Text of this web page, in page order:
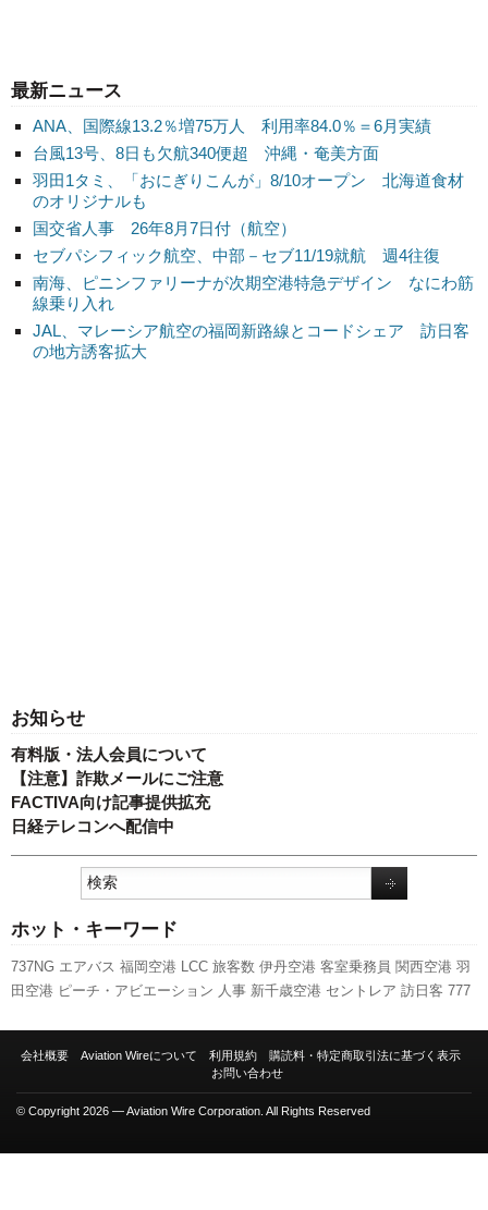
最新ニュース
ANA、国際線13.2％増75万人 利用率84.0％＝6月実績
台風13号、8日も欠航340便超 沖縄・奄美方面
羽田1タミ、「おにぎりこんが」8/10オープン 北海道食材
のオリジナルも
国交省人事 26年8月7日付（航空）
セブパシフィック航空、中部－セブ11/19就航 週4往復
南海、ピニンファリーナが次期空港特急デザイン なにわ筋
線乗り入れ
JAL、マレーシア航空の福岡新路線とコードシェア 訪日客
の地方誘客拡大
お知らせ
有料版・法人会員について
【注意】詐欺メールにご注意
FACTIVA向け記事提供拡充
日経テレコンへ配信中
ホット・キーワード
737NG エアバス 福岡空港 LCC 旅客数 伊丹空港 客室乗務員 関西空港 羽
田空港 ピーチ・アビエーション 人事 新千歳空港 セントレア 訪日客 777
A350 XWB
新型コロナウイルス 国交省航空局 新路線 国交省 発着回数
会社概要 Aviation Wireについて 利用規約
購読料・特定商取引法に基づく表示
お問い合わせ
© Copyright 2026 — Aviation Wire Corporation. All Rights Reserved